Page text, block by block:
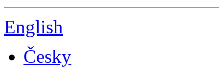
English
Česky